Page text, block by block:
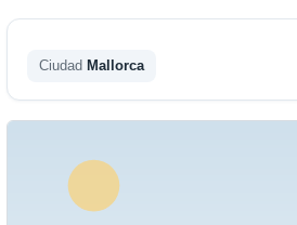
Ciudad Mallorca